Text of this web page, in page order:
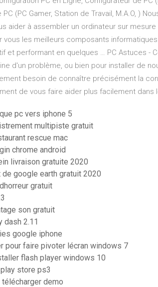
(PC Gamer, Station de Travail, M.A.O, )
aider à assembler un ordinateur sur
vous les meilleurs composants
et performant en quelques … PC Astuces -
d'un problème, ou bien pour installer de
besoin de connaître précisément la
de vous faire aider plus facilement
pc vers iphone 5
multipiste gratuit
rescue mac
chrome android
livraison gratuite 2020
de google earth gratuit 2020
gratuit
son gratuit
dash 2.11
google iphone
pour faire pivoter lécran windows 7
flash player windows 10
store ps3
demo